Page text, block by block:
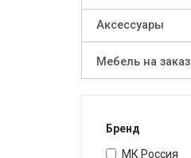
Аксессуары
Мебель на заказ
Бренд
МК Россия